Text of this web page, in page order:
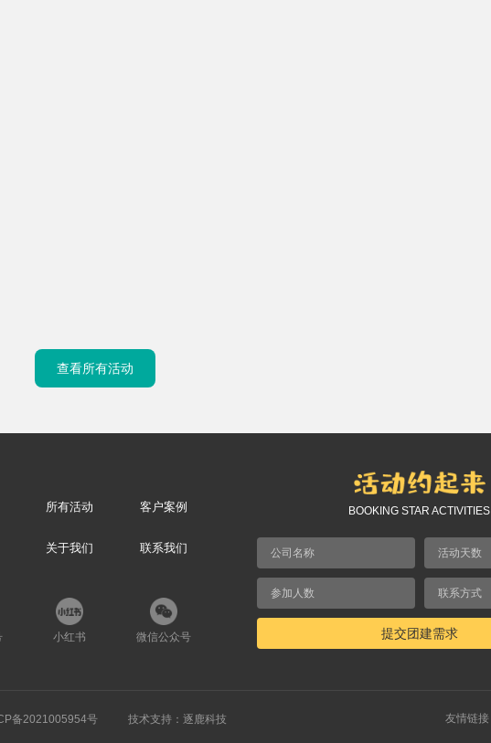
查看所有活动
所有活动 客户案例
关于我们 联系我们
小红书 微信公众号
BOOKING STAR ACTIVITIES
提交团建需求
备2021005954号 技术支持：逐鹿科技 友情链接